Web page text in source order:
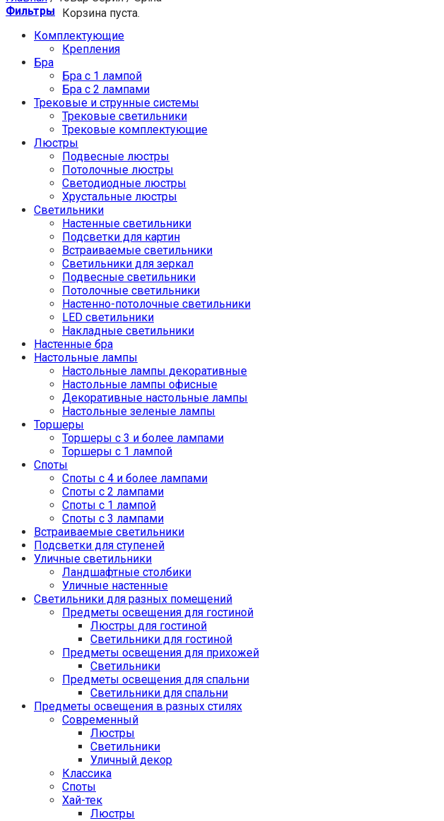
Корзина пуста.
Фильтры
Комплектующие
Крепления
Бра
Бра с 1 лампой
Бра с 2 лампами
Трековые и струнные системы
Трековые светильники
Трековые комплектующие
Люстры
Подвесные люстры
Потолочные люстры
Светодиодные люстры
Хрустальные люстры
Светильники
Настенные светильники
Подсветки для картин
Встраиваемые светильники
Светильники для зеркал
Подвесные светильники
Потолочные светильники
Настенно-потолочные светильники
LED светильники
Накладные светильники
Настенные бра
Настольные лампы
Настольные лампы декоративные
Настольные лампы офисные
Декоративные настольные лампы
Настольные зеленые лампы
Торшеры
Торшеры с 3 и более лампами
Торшеры с 1 лампой
Споты
Споты с 4 и более лампами
Споты с 2 лампами
Споты с 1 лампой
Споты с 3 лампами
Встраиваемые светильники
Подсветки для ступеней
Уличные светильники
Ландшафтные столбики
Уличные настенные
Светильники для разных помещений
Предметы освещения для гостиной
Люстры для гостиной
Светильники для гостиной
Предметы освещения для прихожей
Светильники
Предметы освещения для спальни
Светильники для спальни
Предметы освещения в разных стилях
Cовременный
Люстры
Светильники
Уличный декор
Классика
Споты
Хай-тек
Люстры